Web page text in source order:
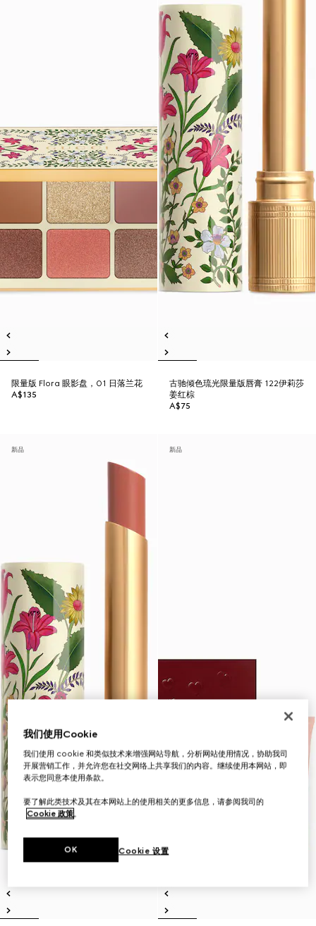
限量版 Flora 眼影盘，01 日落兰花
A$135
古驰倾色琉光限量版唇膏 122伊莉莎
姜红棕
A$75
新品 新品
我们使用Cookie
我们使用 cookie 和类似技术来增强网站导航，分析网站使用情况，协助我司
开展营销工作，并允许您在社交网络上共享我们的内容。继续使用本网站，即
表示您同意本使用条款。
要了解此类技术及其在本网站上的使用相关的更多信息，请参阅我司的
Cookie 政策。
Cookie 设置
OK